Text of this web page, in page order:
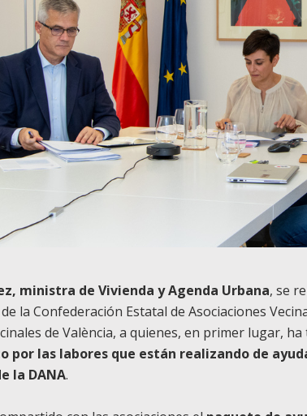
ministra de Vivienda y Agenda Urbana, se
la Confederación Estatal de Asociaciones
de València, a quienes, en primer lugar,
por las labores que están realizando de
la DANA.